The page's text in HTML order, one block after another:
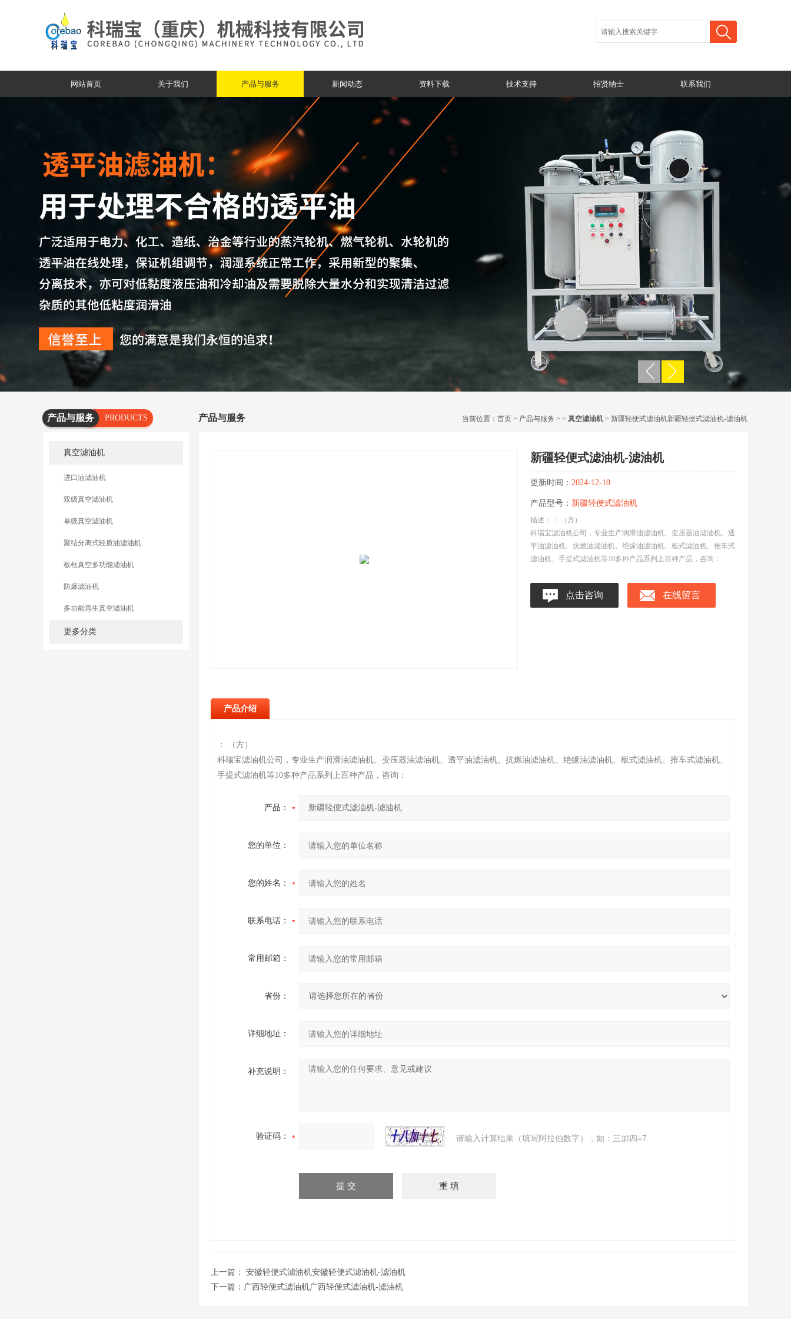
网站首页 关于我们 产品与服务 新闻动态 资料下载 技术支持 招贤纳士 联系我们
产品与服务
PRODUCTS
真空滤油机
进口油滤油机
双级真空滤油机
单级真空滤油机
聚结分离式轻质油滤油机
板框真空多功能滤油机
防爆滤油机
多功能再生真空滤油机
更多分类
产品与服务 当前位置： 首页 > 产品与服务 > > 真空滤油机> 新疆轻便式滤油机新疆轻便式滤油机-滤油机
新疆轻便式滤油机-滤油机
更新时间： 2024-12-10
产品型号： 新疆轻便式滤油机
描述：： （方）
科瑞宝滤油机公司，专业生产润滑油滤油机、变压器油滤油机、透
平油滤油机、抗燃油滤油机、绝缘油滤油机、板式滤油机、推车式
滤油机、手提式滤油机等10多种产品系列上百种产品，咨询：
点击咨询 在线留言
产品介绍
： （方）
科瑞宝滤油机公司，专业生产润滑油滤油机、变压器油滤油机、透平油滤油机、抗燃油滤油机、绝缘油滤油机、板式滤油机、推车式滤油机、
手提式滤油机等10多种产品系列上百种产品，咨询：
产品：
您的单位：
您的姓名：
联系电话：
常用邮箱：
省份：
详细地址：
补充说明：
验证码： 请输入计算结果（填写阿拉伯数字），如：三加四=7
上一篇： 安徽轻便式滤油机安徽轻便式滤油机-滤油机
下一篇： 广西轻便式滤油机广西轻便式滤油机-滤油机